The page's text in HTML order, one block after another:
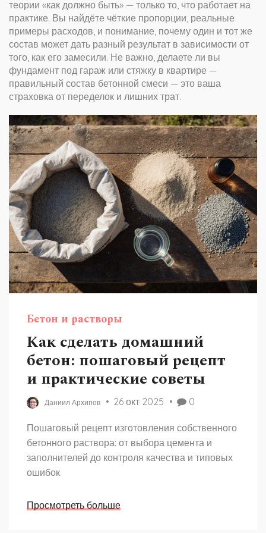
теории «как должно быть» — только то, что работает на
практике. Вы найдёте чёткие пропорции, реальные
примеры расходов, и понимание, почему один и тот же
состав может дать разный результат в зависимости от
того, как его замесили. Не важно, делаете ли вы
фундамент под гараж или стяжку в квартире —
правильный состав бетонной смеси — это ваша
страховка от переделок и лишних трат.
Бетон и растворы
Как сделать домашний
бетон: пошаговый рецепт
и практические советы
Даниил Архипов 26 окт 2025 0
Пошаговый рецепт изготовления собственного
бетонного раствора: от выбора цемента и
заполнителей до контроля качества и типовых
ошибок.
Просмотреть больше